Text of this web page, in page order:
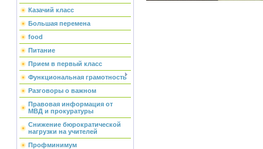
Казачий класс
Большая перемена
food
Питание
Прием в первый класс
Функциональная грамотность
Разговоры о важном
Правовая информация от
МВД и прокуратуры
Снижение бюрократической
нагрузки на учителей
Профминимум